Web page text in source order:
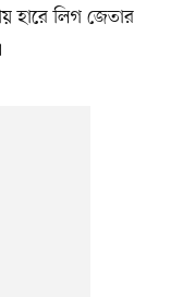
হারে লিগ জেতার